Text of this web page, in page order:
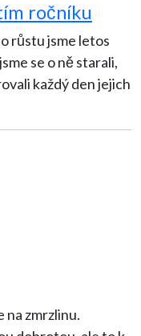
ročníku
růstu jsme letos
každý den jejich
na zmrzlinu.